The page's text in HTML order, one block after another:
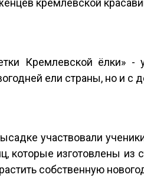
кремлевской
Кремлевской ёлки» -
ели страны, но и с
участвовали
которые изготовлены из
собственную